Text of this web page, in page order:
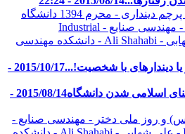
دیندارهای با شخصیت!...
2015/10/17 -
اسلامی شدن دانشگاه
2015/08/14 -